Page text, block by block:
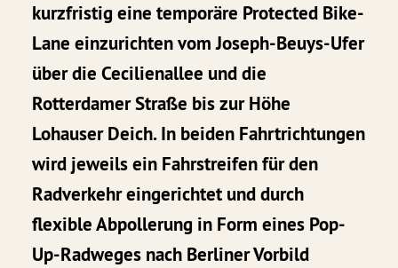
kurzfristig eine temporäre Protected Bike-
Lane einzurichten vom Joseph-Beuys-Ufer
über die Cecilienallee und die
Rotterdamer Straße bis zur Höhe
Lohauser Deich. In beiden Fahrtrichtungen
wird jeweils ein Fahrstreifen für den
Radverkehr eingerichtet und durch
flexible Abpollerung in Form eines Pop-
Up-Radweges nach Berliner Vorbild